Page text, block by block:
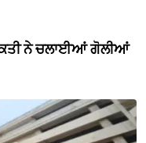
ਨੇ ਚਲਾਈਆਂ ਗੋਲੀਆਂ